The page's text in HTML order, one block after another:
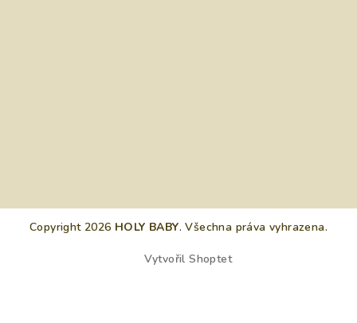
Copyright 2026 HOLY BABY. Všechna práva vyhrazena.
Vytvořil Shoptet